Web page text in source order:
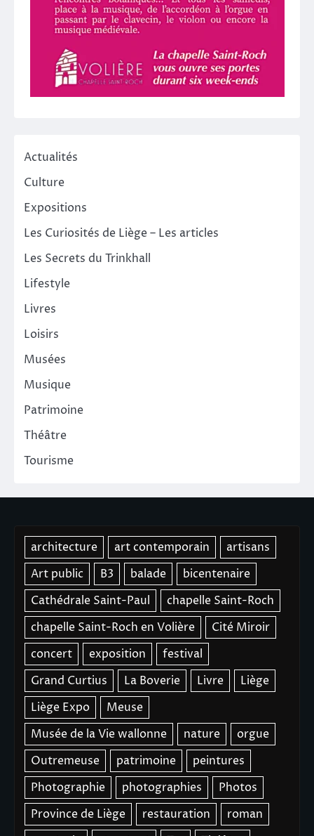
Actualités
Culture
Expositions
Les Curiosités de Liège – Les articles
Les Secrets du Trinkhall
Lifestyle
Livres
Loisirs
Musées
Musique
Patrimoine
Théâtre
Tourisme